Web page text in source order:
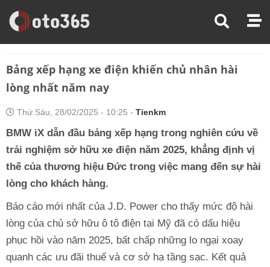
Trang Chủ
Tin Xe
Bảng xếp hạng xe điện khiến chủ nhân hài
lòng nhất năm nay
Thứ Sáu, 28/02/2025 - 10:25 - Tienkm
BMW iX dẫn đầu bảng xếp hạng trong nghiên cứu về
trải nghiệm sở hữu xe điện năm 2025, khẳng định vị
thế của thương hiệu Đức trong việc mang đến sự hài
lòng cho khách hàng.
Báo cáo mới nhất của J.D. Power cho thấy mức độ hài
lòng của chủ sở hữu ô tô điện tại Mỹ đã có dấu hiệu
phục hồi vào năm 2025, bất chấp những lo ngại xoay
quanh các ưu đãi thuế và cơ sở hạ tầng sạc. Kết quả